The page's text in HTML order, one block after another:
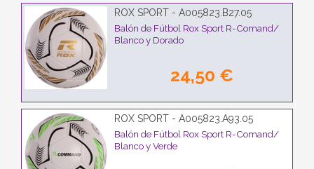
ROX SPORT - A005823.B27.05
Balón de Fútbol Rox Sport R-Comand/
Blanco y Dorado
24,50 €
ROX SPORT - A005823.A93.05
Balón de Fútbol Rox Sport R-Comand/
Blanco y Verde